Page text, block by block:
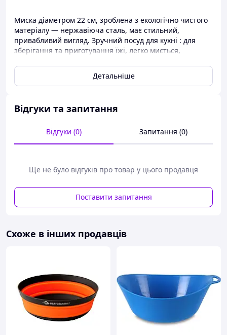
Миска діаметром 22 см, зроблена з екологічно чистого
матеріалу — нержавіюча сталь, має стильний,
привабливий вигляд. Зручний посуд для кухні : для
зберігання та приготування їжі, легко миється,
експлуатації.
Параметри миски з нержавіючої сталі:
Матеріал — нержавіюча сталь
Діаметр — 22 см
Поверхня — глянсова
Зливний носик — не передбачено
Паковання — немає
Миски ви завжди можете придбати на нашому сайті за
найвигіднішими цінами.
Детальніше
Відгуки та запитання
Відгуки (0) Запитання (0)
Ще не було відгуків про товар у цього продавця
Поставити запитання
Схоже в інших продавців